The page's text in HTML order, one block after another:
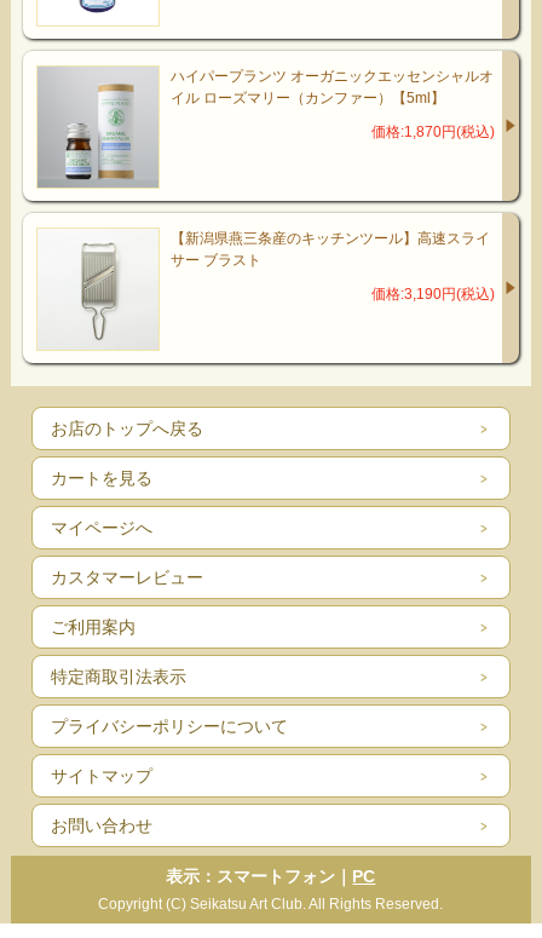
ハイパープランツ オーガニックエッセンシャルオ
イル ローズマリー（カンファー）【5ml】
価格:1,870円(税込)
【新潟県燕三条産のキッチンツール】高速スライ
サー ブラスト
価格:3,190円(税込)
お店のトップへ戻る
カートを見る
マイページへ
カスタマーレビュー
ご利用案内
特定商取引法表示
プライバシーポリシーについて
サイトマップ
お問い合わせ
表示：スマートフォン｜ PC
Copyright (C) Seikatsu Art Club. All Rights Reserved.